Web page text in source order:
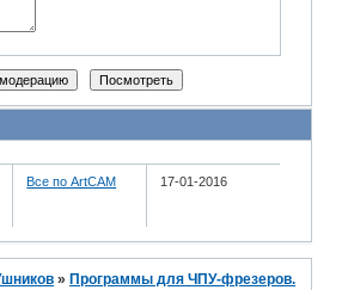
Все по ArtCAM 17-01-2016
»Программы для ЧПУ-фрезеров.